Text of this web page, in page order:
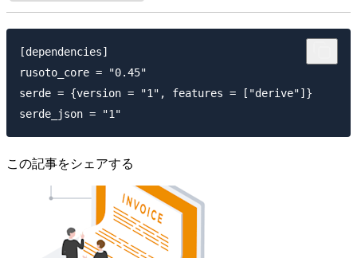
[dependencies]
rusoto_core = "0.45"
serde = {version = "1", features = ["derive"]}
この記事をシェアする